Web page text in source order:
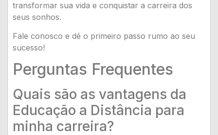
transformar sua vida e conquistar a carreira dos
seus sonhos.
Fale conosco e dê o primeiro passo rumo ao seu
sucesso!
Perguntas Frequentes
Quais são as vantagens da
Educação a Distância para
minha carreira?